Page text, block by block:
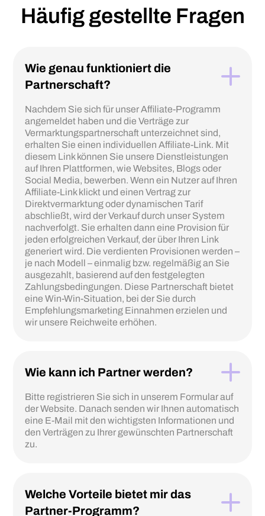
Häufig gestellte Fragen
Wie genau funktioniert die
Partnerschaft?
Nachdem Sie sich für unser Affiliate-Programm
angemeldet haben und die Verträge zur
Vermarktungspartnerschaft unterzeichnet sind,
erhalten Sie einen individuellen Affiliate-Link. Mit
diesem Link können Sie unsere Dienstleistungen
auf Ihren Plattformen, wie Websites, Blogs oder
Social Media, bewerben. Wenn ein Nutzer auf Ihren
Affiliate-Link klickt und einen Vertrag zur
Direktvermarktung oder dynamischen Tarif
abschließt, wird der Verkauf durch unser System
nachverfolgt. Sie erhalten dann eine Provision für
jeden erfolgreichen Verkauf, der über Ihren Link
generiert wird. Die verdienten Provisionen werden –
je nach Modell – einmalig bzw. regelmäßig an Sie
ausgezahlt, basierend auf den festgelegten
Zahlungsbedingungen. Diese Partnerschaft bietet
eine Win-Win-Situation, bei der Sie durch
Empfehlungsmarketing Einnahmen erzielen und
wir unsere Reichweite erhöhen.
Wie kann ich Partner werden?
Bitte registrieren Sie sich in unserem Formular auf
der Website. Danach senden wir Ihnen automatisch
eine E-Mail mit den wichtigsten Informationen und
den Verträgen zu Ihrer gewünschten Partnerschaft
zu.
Welche Vorteile bietet mir das
Partner-Programm?